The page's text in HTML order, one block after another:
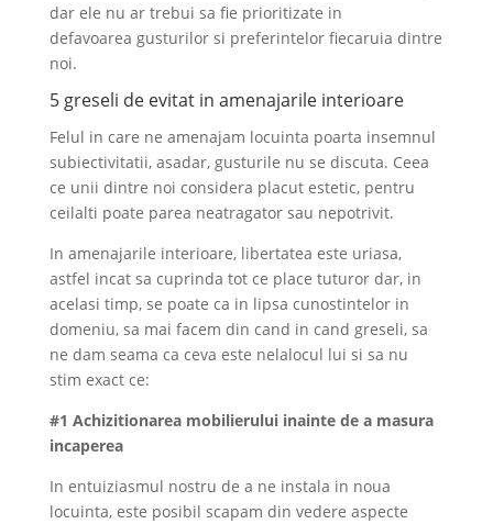
dar ele nu ar trebui sa fie prioritizate in
defavoarea gusturilor si preferintelor fiecaruia dintre
noi.
5 greseli de evitat in amenajarile interioare
Felul in care ne amenajam locuinta poarta insemnul
subiectivitatii, asadar, gusturile nu se discuta. Ceea
ce unii dintre noi considera placut estetic, pentru
ceilalti poate parea neatragator sau nepotrivit.
In amenajarile interioare, libertatea este uriasa,
astfel incat sa cuprinda tot ce place tuturor dar, in
acelasi timp, se poate ca in lipsa cunostintelor in
domeniu, sa mai facem din cand in cand greseli, sa
ne dam seama ca ceva este nelalocul lui si sa nu
stim exact ce:
#1 Achizitionarea mobilierului inainte de a masura
incaperea
In entuiziasmul nostru de a ne instala in noua
locuinta, este posibil scapam din vedere aspecte